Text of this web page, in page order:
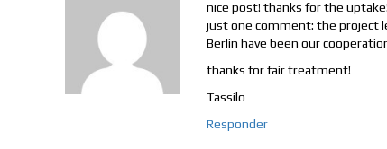
nice post! thanks for the uptake!
just one comment: the project
Berlin have been our
thanks for fair treatment!
Tassilo
Responder